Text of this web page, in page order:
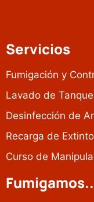
Servicios
Fumigación y
Lavado de
Desinfección de
Recarga de
Curso de